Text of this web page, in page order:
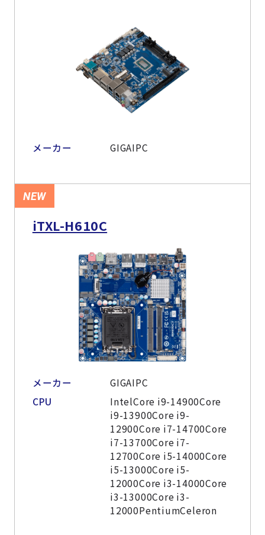
メーカー GIGAIPC
NEW
iTXL-H610C
メーカー
GIGAIPC
CPU
IntelCore i9-14900Core
i9-13900Core i9-
12900Core i7-14700Core
i7-13700Core i7-
12700Core i5-14000Core
i5-13000Core i5-
12000Core i3-14000Core
i3-13000Core i3-
12000PentiumCeleron